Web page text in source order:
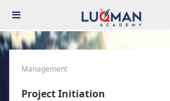
Management
Project Initiation